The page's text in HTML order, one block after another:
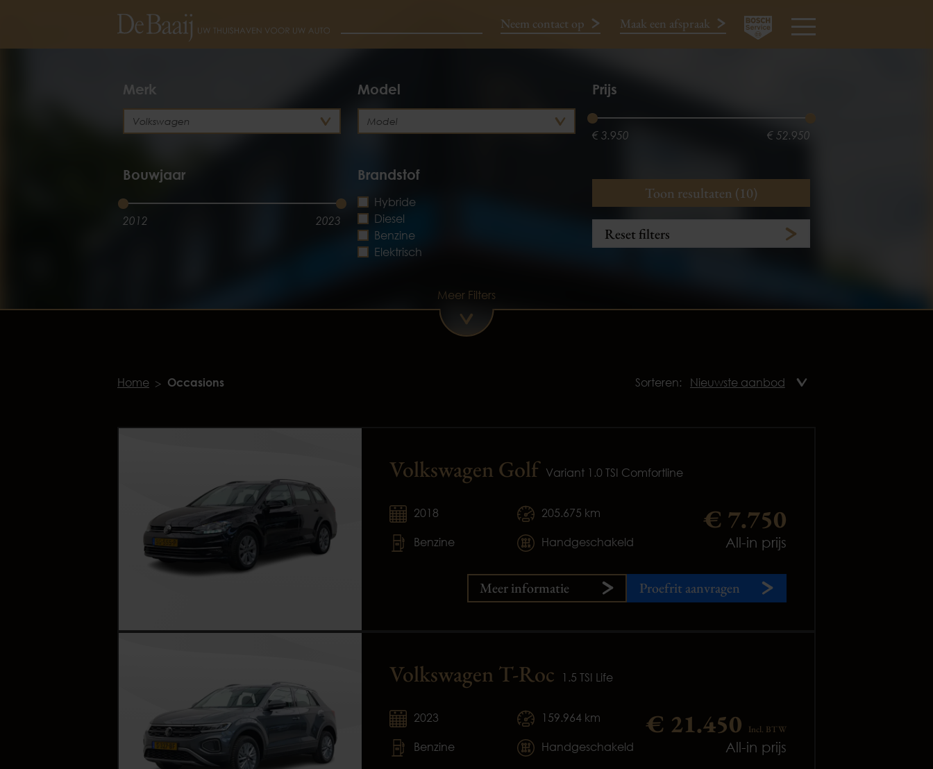
Neem contact op Maak een afspraak
Merk Model Prijs
€ 3.950 € 52.950
Bouwjaar
2012 2023
Brandstof
Hybride
Diesel
Benzine
Elektrisch
Toon resultaten (10)
Reset filters
Meer Filters
Home Occasions Sorteren:
Volkswagen Golf Variant 1.0 TSI Comfortline
2018
Benzine
205.675 km
Handgeschakeld
€ 7.750
All-in prijs
Meer informatie Proefrit aanvragen
Volkswagen T-Roc 1.5 TSI Life
2023
Benzine
159.964 km
Handgeschakeld
€ 21.450 Incl. BTW
All-in prijs